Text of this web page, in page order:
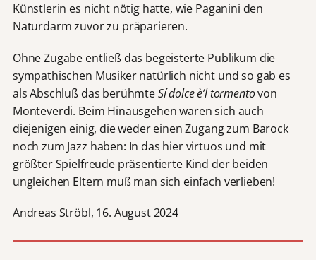
Künstlerin es nicht nötig hatte, wie Paganini den
Naturdarm zuvor zu präparieren.
Ohne Zugabe entließ das begeisterte Publikum die
sympathischen Musiker natürlich nicht und so gab es
als Abschluß das berühmteSí dolce è’l tormentovon
Monteverdi. Beim Hinausgehen waren sich auch
diejenigen einig, die weder einen Zugang zum Barock
noch zum Jazz haben: In das hier virtuos und mit
größter Spielfreude präsentierte Kind der beiden
ungleichen Eltern muß man sich einfach verlieben!
Andreas Ströbl, 16. August 2024